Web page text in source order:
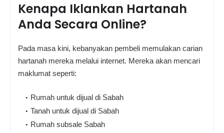
Kenapa Iklankan Hartanah
Anda Secara Online?
Pada masa kini, kebanyakan pembeli memulakan carian
hartanah mereka melalui internet. Mereka akan mencari
maklumat seperti:
Rumah untuk dijual di Sabah
Tanah untuk dijual di Sabah
Rumah subsale Sabah